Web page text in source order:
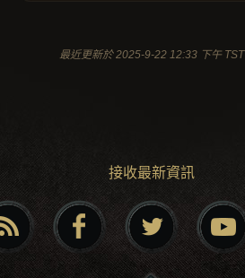
最近更新於 2025-9-22 12:33 下午 TST
接收最新資訊